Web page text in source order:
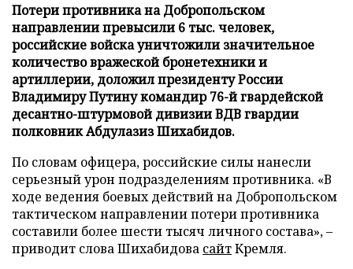
Потери противника на Добропольском
направлении превысили 6 тыс. человек,
российские войска уничтожили значительное
количество вражеской бронетехники и
артиллерии, доложил президенту России
Владимиру Путину командир 76-й гвардейской
десантно-штурмовой дивизии ВДВ гвардии
полковник Абдулазиз Шихабидов.
По словам офицера, российские силы нанесли
серьезный урон подразделениям противника. «В
ходе ведения боевых действий на Добропольском
тактическом направлении потери противника
составили более шести тысяч личного состава», –
приводит слова Шихабидова сайтКремля.